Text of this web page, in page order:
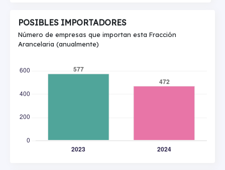
POSIBLES IMPORTADORES
Número de empresas que importan esta Fracción
Arancelaria (anualmente)